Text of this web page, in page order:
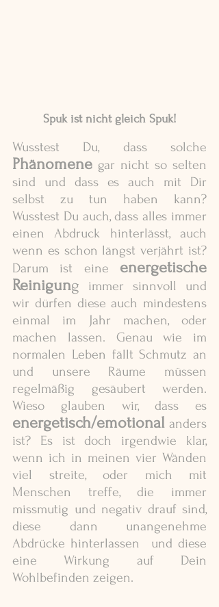
Spuk ist nicht gleich Spuk!
Phänomene gar nicht so selten
sind und dass es auch mit Dir
selbst zu tun haben kann?
Wusstest Du auch, dass alles immer
einen Abdruck hinterlässt, auch
wenn es schon längst verjährt ist?
Darum ist eine
energetische
Reinigung immer sinnvoll und
wir dürfen diese auch mindestens
einmal im Jahr machen, oder
machen lassen. Genau wie im
normalen Leben fällt Schmutz an
und unsere Räume müssen
regelmäßig gesäubert werden.
energetisch/emotional anders
ist? Es ist doch irgendwie klar,
wenn ich in meinen vier Wänden
viel streite, oder mich mit
Menschen treffe, die immer
missmutig und negativ drauf sind,
diese dann unangenehme
Abdrücke hinterlassen  und diese
eine Wirkung auf Dein
Wohlbefinden zeigen.